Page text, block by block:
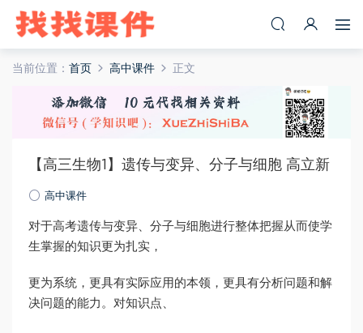
当前位置： 首页 高中课件 正文
【高三生物1】遗传与变异、分子与细胞 高立新
高中课件
对于高考遗传与变异、分子与细胞进行整体把握从而使学
生掌握的知识更为扎实，
更为系统，更具有实际应用的本领，更具有分析问题和解
决问题的能力。对知识点、